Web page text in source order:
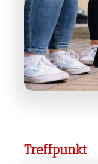
Treffpunkt